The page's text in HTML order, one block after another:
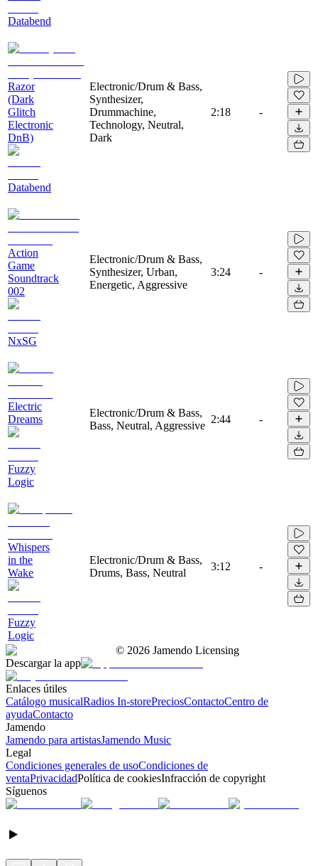
Databend
Razor
(Dark
Glitch
Electronic
DnB)
Databend
Electronic/Drum & Bass,
Synthesizer,
Drummachine,
Technology, Neutral,
Dark
2:18 -
Action
Game
Soundtrack
002
NxSG
Electronic/Drum & Bass,
Synthesizer, Urban,
Energetic, Aggressive
3:24 -
Electric
Dreams
Fuzzy
Logic
Electronic/Drum & Bass,
Bass, Neutral, Aggressive
2:44 -
Whispers
in the
Wake
Fuzzy
Logic
Electronic/Drum & Bass,
Drums, Bass, Neutral
3:12 -
© 2026 Jamendo Licensing
Descargar la app
Enlaces útiles
Catálogo musicalRadios In-storePreciosContactoCentro de
ayudaContacto
Jamendo
Jamendo para artistasJamendo Music
Legal
Condiciones generales de usoCondiciones de
ventaPrivacidadPolítica de cookiesInfracción de copyright
Síguenos